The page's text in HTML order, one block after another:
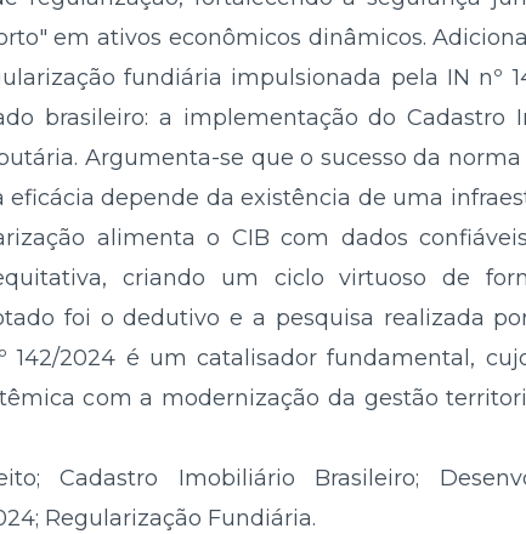
em ativos econômicos dinâmicos.
fundiária impulsionada pela IN nº
brasileiro: a implementação do Cadastro
Argumenta-se que o sucesso da norma
depende da existência de uma
alimenta o CIB com dados
criando um ciclo virtuoso de
foi o dedutivo e a pesquisa realizada
142/2024 é um catalisador fundamental,
com a modernização da gestão
Cadastro Imobiliário Brasileiro;
Regularização Fundiária.